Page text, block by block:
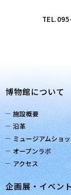
TEL.
博物館について
施設概要
沿革
ミュージアムショ
オープンラボ
アクセス
企画展・イベント